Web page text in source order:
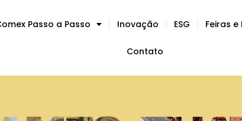
Passo a Passo Inovação ESG Feiras e
Contato